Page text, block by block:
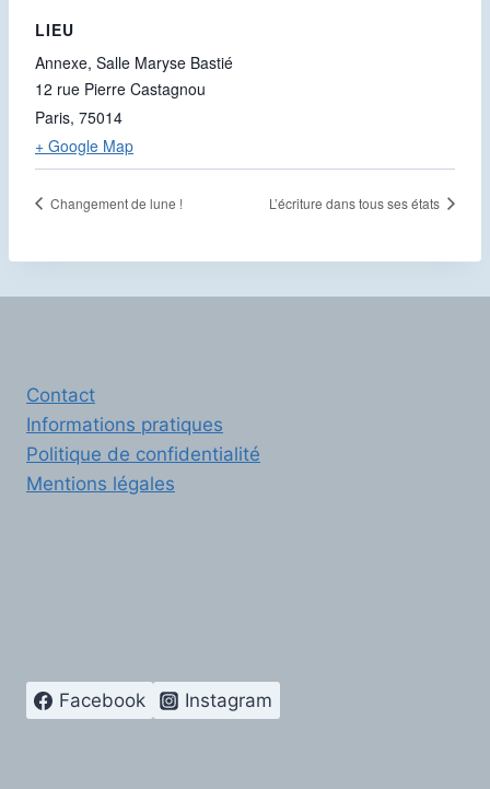
LIEU
Annexe, Salle Maryse Bastié
12 rue Pierre Castagnou
Paris, 75014
+ Google Map
Changement de lune ! L’écriture dans tous ses états
Contact
Informations pratiques
Politique de confidentialité
Mentions légales
Facebook Instagram